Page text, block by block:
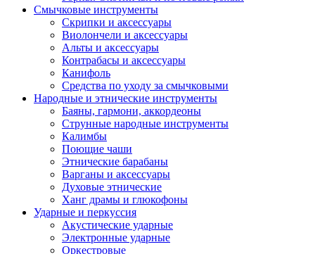
Смычковые инструменты
Скрипки и аксессуары
Виолончели и аксессуары
Альты и аксессуары
Контрабасы и аксессуары
Канифоль
Средства по уходу за смычковыми
Народные и этнические инструменты
Баяны, гармони, аккордеоны
Струнные народные инструменты
Калимбы
Поющие чаши
Этнические барабаны
Варганы и аксессуары
Духовые этнические
Ханг драмы и глюкофоны
Ударные и перкуссия
Акустические ударные
Электронные ударные
Оркестровые